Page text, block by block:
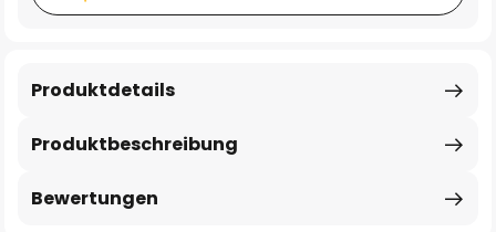
Produktbeschreibung
Produktdetails
Bewertungen